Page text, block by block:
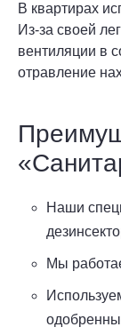
В квартирах
Из-за своей
вентиляции в
отравление
Наши
Мы